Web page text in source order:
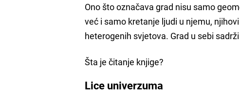
Ono što označava grad nisu samo
već i samo kretanje ljudi u njemu,
heterogenih svjetova. Grad u sebi
Šta je čitanje knjige?
Lice univerzuma